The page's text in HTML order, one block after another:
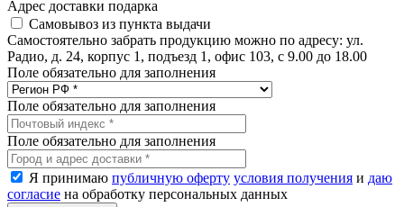
Адрес доставки подарка
Самовывоз из пункта выдачи
Самостоятельно забрать продукцию можно по адресу: ул.
Радио, д. 24, корпус 1, подъезд 1, офис 103, с 9.00 до 18.00
Поле обязательно для заполнения
Поле обязательно для заполнения
Поле обязательно для заполнения
Я принимаю публичную оферту условия получения и даю
согласие на обработку персональных данных